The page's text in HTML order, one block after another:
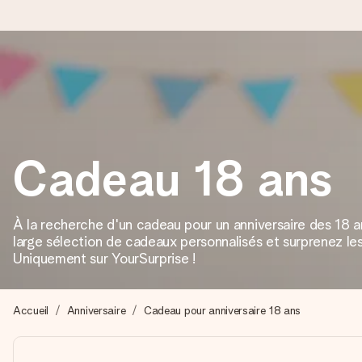
Commandé ce jour, expédié sous 24h
Nous préparons votre cadeau avec attention et l’envoyons
4,8 (sur la base de +15 000 avis)
Nos cadeaux sont appréciés. Les clients nous attribuent
Créez quelque chose d’unique en quelques étapes – avec
Cadeau 18 ans
À la recherche d'un cadeau pour un anniversaire des 18
large sélection de cadeaux personnalisés et surprenez
Uniquement sur YourSurprise !
Accueil Anniversaire Cadeau pour anniversaire 18 ans